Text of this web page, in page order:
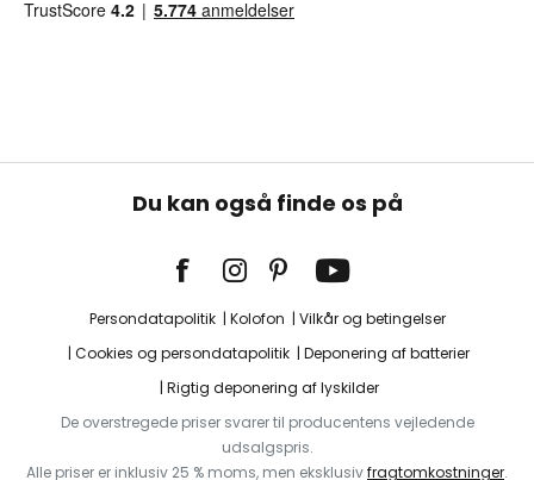
Du kan også finde os på
Persondatapolitik Kolofon
Vilkår og betingelser
Cookies og persondatapolitik
Deponering af batterier
Rigtig deponering af lyskilder
De overstregede priser svarer til producentens vejledende
udsalgspris.
Alle priser er inklusiv 25 % moms, men eksklusivfragtomkostninger.